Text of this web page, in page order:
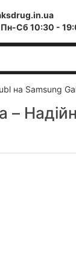
Пн-Cб 10:30 -
на Samsung
–